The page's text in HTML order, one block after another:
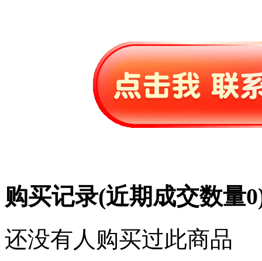
购买记录(近期成交数量0
还没有人购买过此商品